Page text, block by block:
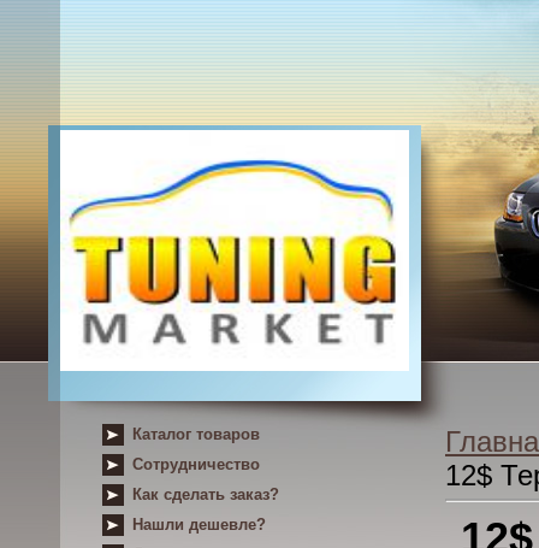
Каталог товаров
Сотрудничество
Как сделать заказ?
Нашли дешевле?
12$